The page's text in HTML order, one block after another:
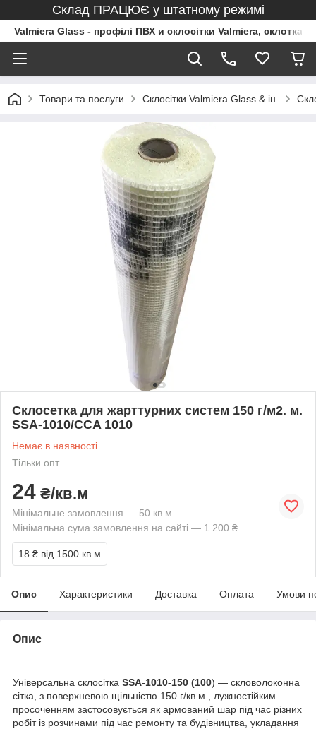
Склад ПРАЦЮЄ у штатному режимі
Valmiera Glass - профілі ПВХ и склосітки Valmiera,
Товари та послуги Склосітки Valmiera Glass & ін.
Склосетка для жарттурних систем 150 г/м2. м.
SSA-1010/CCA 1010
Немає в наявності
Тільки опт
24 ₴/кв.м
Мінімальне замовлення — 50 кв.м
Мінімальна сума замовлення на сайті — 1 200 ₴
18 ₴ від 1500 кв.м
Опис Характеристики Доставка Оплата Умови
Опис
Універсальна склосітка SSA-1010-150 (100) — скловолоконна
сітка, з поверхневою щільністю 150 г/кв.м., лужностійким
просоченням застосовується як армований шар під час різних
робіт із розчинами під час ремонту та будівництва, укладання